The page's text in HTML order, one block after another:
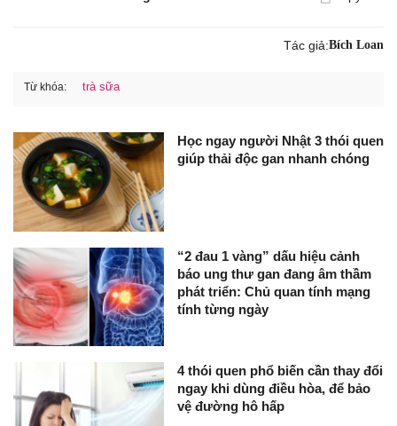
Tác giả:Bích Loan
Từ khóa: trà sữa
Học ngay người Nhật 3 thói quen
giúp thải độc gan nhanh chóng
“2 đau 1 vàng” dấu hiệu cảnh
báo ung thư gan đang âm thầm
phát triển: Chủ quan tính mạng
tính từng ngày
4 thói quen phổ biến cần thay đổi
ngay khi dùng điều hòa, để bảo
vệ đường hô hấp